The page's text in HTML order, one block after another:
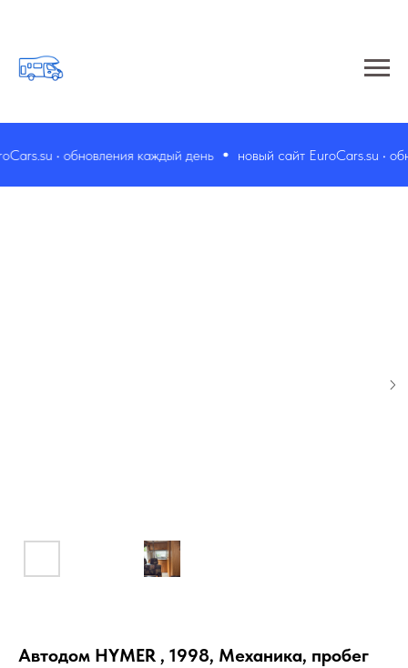
• обновления каждый день новый сайт EuroCars.su •
Автодом HYMER , 1998, Механика, пробег